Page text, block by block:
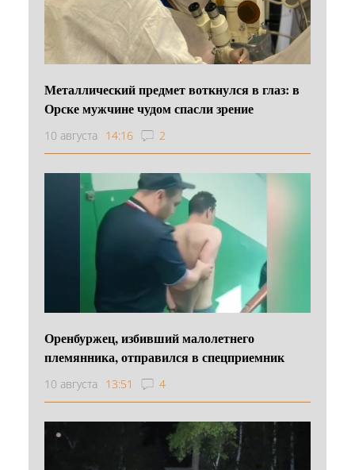
Металлический предмет воткнулся в глаз: в
Орске мужчине чудом спасли зрение
10 августа 14:16 2
Оренбуржец, избивший малолетнего
племянника, отправился в спецприемник
10 августа 13:51 4